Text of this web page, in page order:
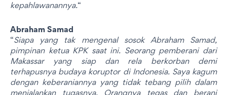
kepahlawanannya.“
Abraham Samad
“Siapa yang tak mengenal sosok Abraham Samad,
pimpinan ketua KPK saat ini. Seorang pemberani dari
Makassar yang siap dan rela berkorban demi
terhapusnya budaya koruptor di Indonesia. Saya kagum
dengan keberaniannya yang tidak tebang pilih dalam